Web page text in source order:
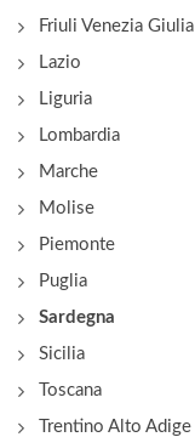
Friuli Venezia Giulia
Lazio
Liguria
Lombardia
Marche
Molise
Piemonte
Puglia
Sardegna
Sicilia
Toscana
Trentino Alto Adige